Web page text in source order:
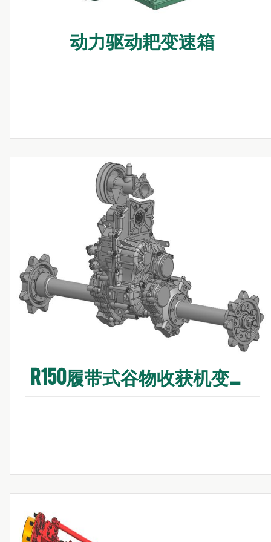
动力驱动耙变速箱
R150履带式谷物收获机变速箱